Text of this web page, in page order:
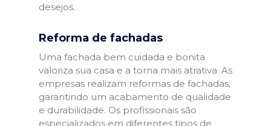
desejos.
Reforma de fachadas
Uma fachada bem cuidada e bonita
valoriza sua casa e a torna mais atrativa. As
empresas realizam reformas de fachadas,
garantindo um acabamento de qualidade
e durabilidade. Os profissionais são
especializados em diferentes tipos de